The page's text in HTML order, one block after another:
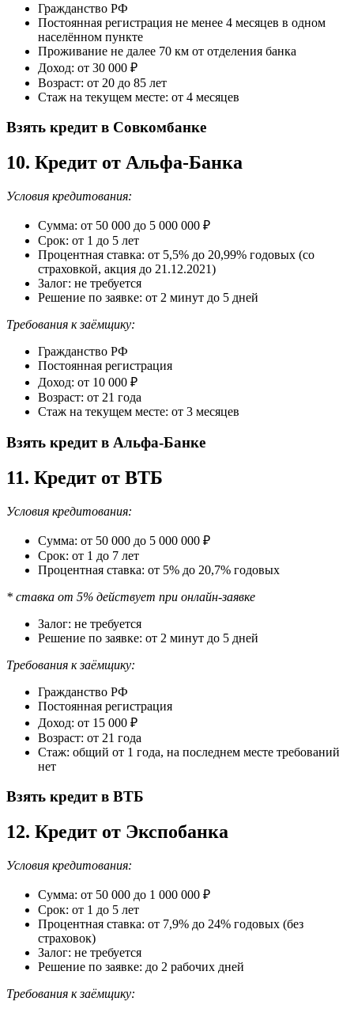
Гражданство РФ
Постоянная регистрация не менее 4 месяцев в одном
населённом пункте
Проживание не далее 70 км от отделения банка
Доход: от 30 000 ₽
Возраст: от 20 до 85 лет
Стаж на текущем месте: от 4 месяцев
Взять кредит в Совкомбанке
10. Кредит от Альфа-Банка
Условия кредитования:
Сумма: от 50 000 до 5 000 000 ₽
Срок: от 1 до 5 лет
Процентная ставка: от 5,5% до 20,99% годовых (со
страховкой, акция до 21.12.2021)
Залог: не требуется
Решение по заявке: от 2 минут до 5 дней
Требования к заёмщику:
Гражданство РФ
Постоянная регистрация
Доход: от 10 000 ₽
Возраст: от 21 года
Стаж на текущем месте: от 3 месяцев
Взять кредит в Альфа-Банке
11. Кредит от ВТБ
Условия кредитования:
Сумма: от 50 000 до 5 000 000 ₽
Срок: от 1 до 7 лет
Процентная ставка: от 5% до 20,7% годовых
* ставка от 5% действует при онлайн-заявке
Залог: не требуется
Решение по заявке: от 2 минут до 5 дней
Требования к заёмщику:
Гражданство РФ
Постоянная регистрация
Доход: от 15 000 ₽
Возраст: от 21 года
Стаж: общий от 1 года, на последнем месте требований
нет
Взять кредит в ВТБ
12. Кредит от Экспобанка
Условия кредитования:
Сумма: от 50 000 до 1 000 000 ₽
Срок: от 1 до 5 лет
Процентная ставка: от 7,9% до 24% годовых (без
страховок)
Залог: не требуется
Решение по заявке: до 2 рабочих дней
Требования к заёмщику: